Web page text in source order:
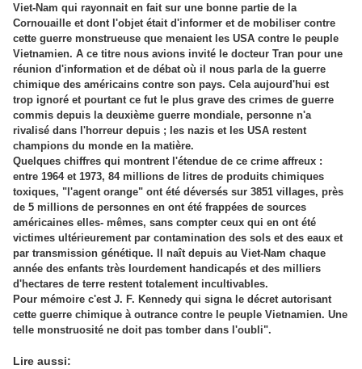
Viet-Nam qui rayonnait en fait sur une bonne partie de la
Cornouaille et dont l'objet était d'informer et de mobiliser contre
cette guerre monstrueuse que menaient les USA contre le peuple
Vietnamien. A ce titre nous avions invité le docteur Tran pour une
réunion d'information et de débat où il nous parla de la guerre
chimique des américains contre son pays. Cela aujourd'hui est
trop ignoré et pourtant ce fut le plus grave des crimes de guerre
commis depuis la deuxième guerre mondiale, personne n'a
rivalisé dans l'horreur depuis ; les nazis et les USA restent
champions du monde en la matière.
Quelques chiffres qui montrent l'étendue de ce crime affreux :
entre 1964 et 1973, 84 millions de litres de produits chimiques
toxiques, "l'agent orange" ont été déversés sur 3851 villages, près
de 5 millions de personnes en ont été frappées de sources
américaines elles- mêmes, sans compter ceux qui en ont été
victimes ultérieurement par contamination des sols et des eaux et
par transmission génétique. Il naît depuis au Viet-Nam chaque
année des enfants très lourdement handicapés et des milliers
d'hectares de terre restent totalement incultivables.
Pour mémoire c'est J. F. Kennedy qui signa le décret autorisant
cette guerre chimique à outrance contre le peuple Vietnamien. Une
telle monstruosité ne doit pas tomber dans l'oubli".
Lire aussi: